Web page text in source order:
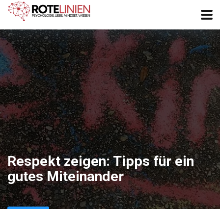
Respekt zeigen: Tipps für ein
gutes Miteinander